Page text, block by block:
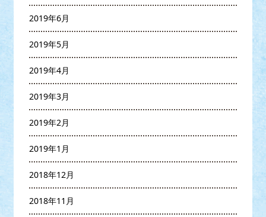
2019年6月
2019年5月
2019年4月
2019年3月
2019年2月
2019年1月
2018年12月
2018年11月